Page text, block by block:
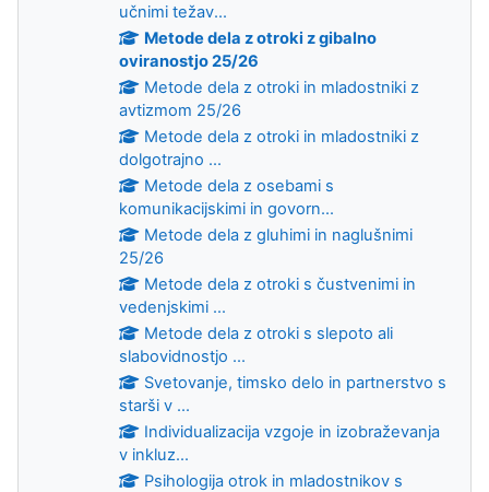
učnimi težav...
Metode dela z otroki z gibalno
oviranostjo 25/26
Metode dela z otroki in mladostniki z
avtizmom 25/26
Metode dela z otroki in mladostniki z
dolgotrajno ...
Metode dela z osebami s
komunikacijskimi in govorn...
Metode dela z gluhimi in naglušnimi
25/26
Metode dela z otroki s čustvenimi in
vedenjskimi ...
Metode dela z otroki s slepoto ali
slabovidnostjo ...
Svetovanje, timsko delo in partnerstvo s
starši v ...
Individualizacija vzgoje in izobraževanja
v inkluz...
Psihologija otrok in mladostnikov s